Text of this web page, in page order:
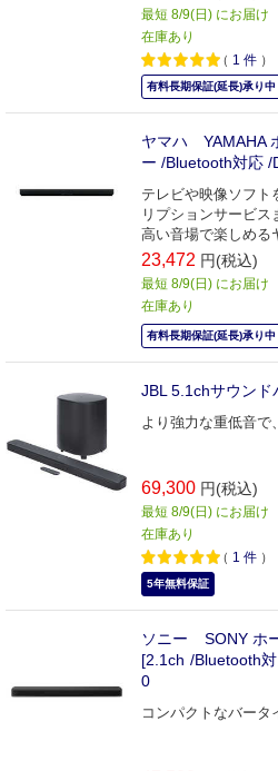
最短 8/9(日) にお届け
在庫あり
（ 1 件 ）
有料長期保証(延長)承り中
ヤマハ YAMAHA
ー /Bluetooth対応
テレビや映像ソフト
リプションサービ
高い音場で楽しめる
23,472 円(税込)
最短 8/9(日) にお届け
在庫あり
有料長期保証(延長)承り中
JBL 5.1chサウン
より強力な重低音で
69,300 円(税込)
最短 8/9(日) にお届け
在庫あり
（ 1 件 ）
5年無料保証
ソニー SONY ホ
[2.1ch /Bluetooth
0
コンパクトなバータ